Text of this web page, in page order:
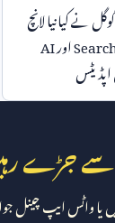
نے کیا نیا لانچ
اورAI
سے جڑے
یا واٹس ایپ چینل